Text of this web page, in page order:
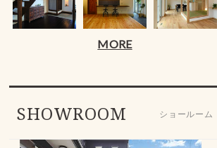
MORE
SHOWROOM ショールーム